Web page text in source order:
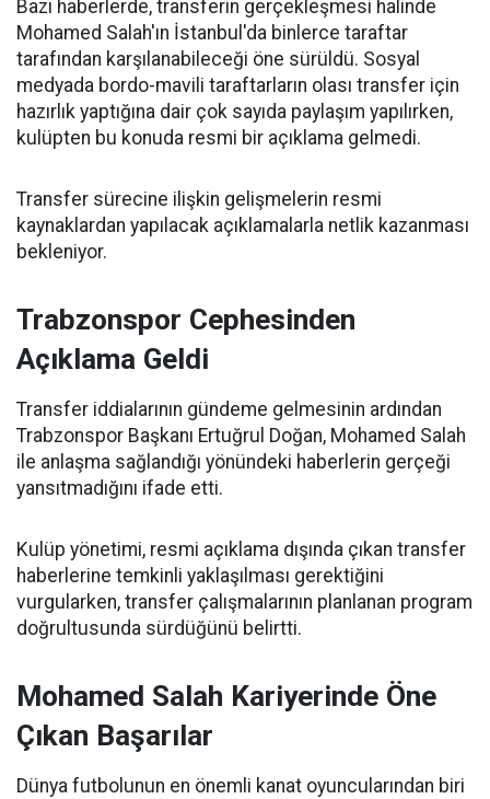
Bazı haberlerde, transferin gerçekleşmesi halinde
Mohamed Salah'ın İstanbul'da binlerce taraftar
tarafından karşılanabileceği öne sürüldü. Sosyal
medyada bordo-mavili taraftarların olası transfer için
hazırlık yaptığına dair çok sayıda paylaşım yapılırken,
kulüpten bu konuda resmi bir açıklama gelmedi.
Transfer sürecine ilişkin gelişmelerin resmi
kaynaklardan yapılacak açıklamalarla netlik kazanması
bekleniyor.
Trabzonspor Cephesinden
Açıklama Geldi
Transfer iddialarının gündeme gelmesinin ardından
Trabzonspor Başkanı Ertuğrul Doğan, Mohamed Salah
ile anlaşma sağlandığı yönündeki haberlerin gerçeği
yansıtmadığını ifade etti.
Kulüp yönetimi, resmi açıklama dışında çıkan transfer
haberlerine temkinli yaklaşılması gerektiğini
vurgularken, transfer çalışmalarının planlanan program
doğrultusunda sürdüğünü belirtti.
Mohamed Salah Kariyerinde Öne
Çıkan Başarılar
Dünya futbolunun en önemli kanat oyuncularından biri